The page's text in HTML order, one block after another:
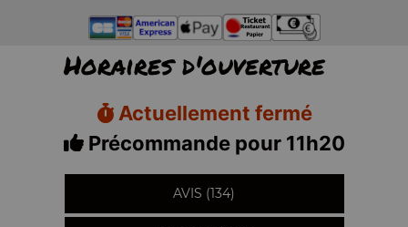
Horaires d'ouverture
Actuellement fermé
Précommande pour 11h20
AVIS (134)